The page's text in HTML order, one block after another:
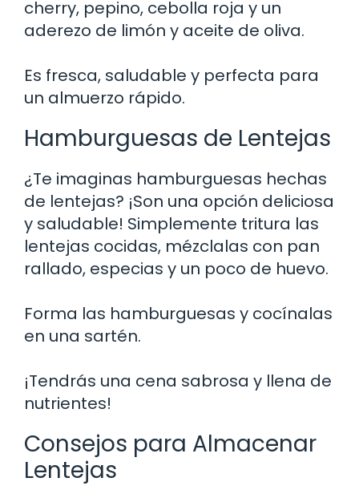
cherry, pepino, cebolla roja y un
aderezo de limón y aceite de oliva.
Es fresca, saludable y perfecta para
un almuerzo rápido.
Hamburguesas de Lentejas
¿Te imaginas hamburguesas hechas
de lentejas? ¡Son una opción deliciosa
y saludable! Simplemente tritura las
lentejas cocidas, mézclalas con pan
rallado, especias y un poco de huevo.
Forma las hamburguesas y cocínalas
en una sartén.
¡Tendrás una cena sabrosa y llena de
nutrientes!
Consejos para Almacenar
Lentejas